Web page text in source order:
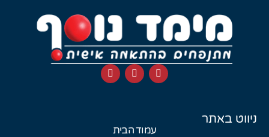
ניווט באתר
עמוד הבית